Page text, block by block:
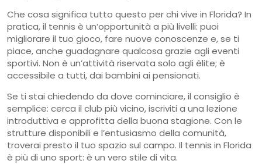
Che cosa significa tutto questo per chi vive in Florida? In
pratica, il tennis è un’opportunità a più livelli: puoi
migliorare il tuo gioco, fare nuove conoscenze e, se ti
piace, anche guadagnare qualcosa grazie agli eventi
sportivi. Non è un’attività riservata solo agli élite; è
accessibile a tutti, dai bambini ai pensionati.
Se ti stai chiedendo da dove cominciare, il consiglio è
semplice: cerca il club più vicino, iscriviti a una lezione
introduttiva e approfitta della buona stagione. Con le
strutture disponibili e l’entusiasmo della comunità,
troverai presto il tuo spazio sul campo. Il tennis in Florida
è più di uno sport: è un vero stile di vita.